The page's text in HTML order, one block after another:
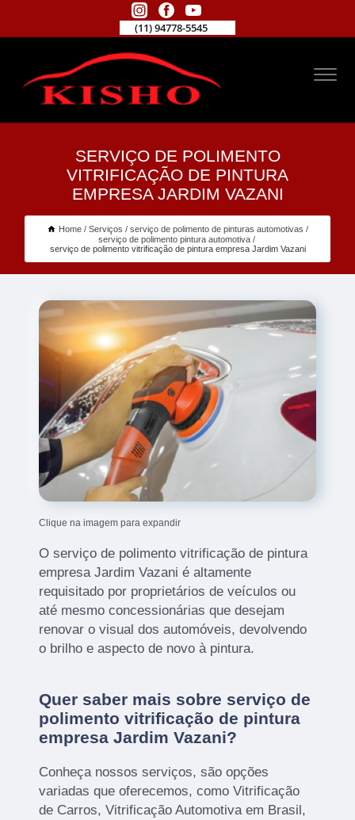
(11) 94778-5545
SERVIÇO DE POLIMENTO
VITRIFICAÇÃO DE PINTURA
EMPRESA JARDIM VAZANI
Home Serviços
serviço de polimento de pinturas automotivas
serviço de polimento pintura automotiva
serviço de polimento vitrificação de pintura empresa Jardim Vazani
Clique na imagem para expandir
O serviço de polimento vitrificação de pintura
empresa Jardim Vazani é altamente
requisitado por proprietários de veículos ou
até mesmo concessionárias que desejam
renovar o visual dos automóveis, devolvendo
o brilho e aspecto de novo à pintura.
Quer saber mais sobre serviço de
polimento vitrificação de pintura
empresa Jardim Vazani?
Conheça nossos serviços, são opções
variadas que oferecemos, como Vitrificação
de Carros, Vitrificação Automotiva em Brasil,